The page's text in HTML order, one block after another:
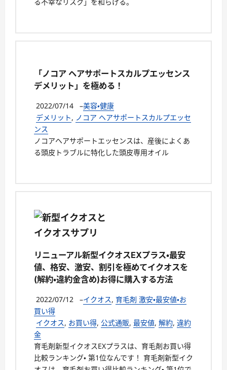
「ノコア ヘアサポートスカルプエッセンス
デメリット」を極める！
2022/07/14 –美容・健康
デメリット, ノコア ヘアサポートスカルプエッセ
ンス
ノコアヘアサポートエッセンスは、産後によくあ
る頭皮トラブルに特化した頭皮専用オイル
リニューアル新型イクオスEXプラス・最安
値、格安、激安、割引を極めてイクオスを
(解約・違約金含め)お得に購入する方法
2022/07/12 –イクオス, 育毛剤 激安・最安値・お
買い得
イクオス, お買い得, 公式通販, 最安値, 解約, 違約
金
育毛剤新型イクオスEXプラスは、育毛剤お買い得
比較ランキング・ 第1位なんです！ 育毛剤新型イク